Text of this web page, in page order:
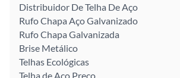
Distribuidor De Telha De Aço
Rufo Chapa Aço Galvanizado
Rufo Chapa Galvanizada
Brise Metálico
Telhas Ecológicas
Telha de Aço Preço